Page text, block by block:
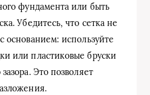
фундамента или быть
Убедитесь, что сетка не
основанием: используйте
или пластиковые бруски
Это позволяет